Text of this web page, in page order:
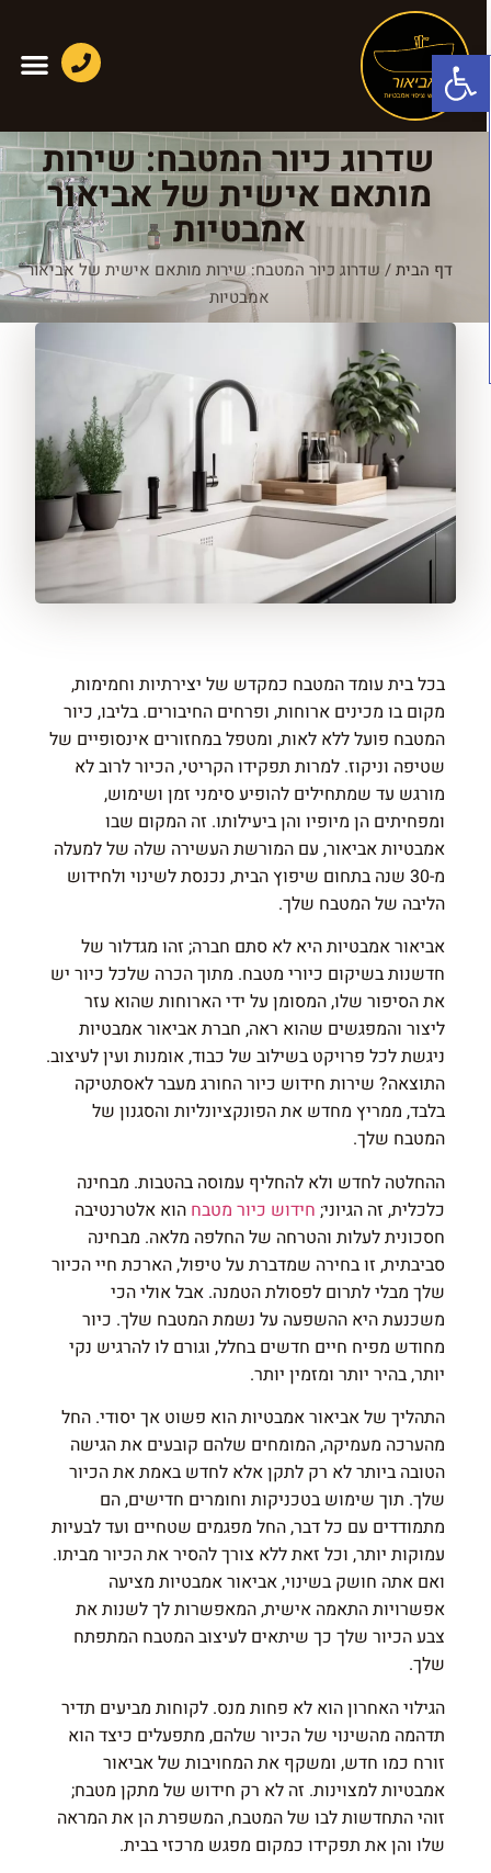
פתח סרגל נגישות
שדרוג כיור המטבח: שירות
מותאם אישית של אביאור
אמבטיות
דף הבית/ שדרוג כיור המטבח: שירות מותאם אישית של אביאור
אמבטיות
בכל בית עומד המטבח כמקדש של יצירתיות וחמימות,
מקום בו מכינים ארוחות, ופרחים החיבורים. בליבו, כיור
המטבח פועל ללא לאות, ומטפל במחזורים אינסופיים של
שטיפה וניקוז. למרות תפקידו הקריטי, הכיור לרוב לא
מורגש עד שמתחילים להופיע סימני זמן ושימוש,
ומפחיתים הן מיופיו והן ביעילותו. זה המקום שבו
אמבטיות אביאור, עם המורשת העשירה שלה של למעלה
מ-30 שנה בתחום שיפוץ הבית, נכנסת לשינוי ולחידוש
הליבה של המטבח שלך.
אביאור אמבטיות היא לא סתם חברה; זהו מגדלור של
חדשנות בשיקום כיורי מטבח. מתוך הכרה שלכל כיור יש
את הסיפור שלו, המסומן על ידי הארוחות שהוא עזר
ליצור והמפגשים שהוא ראה, חברת אביאור אמבטיות
ניגשת לכל פרויקט בשילוב של כבוד, אומנות ועין לעיצוב.
התוצאה? שירות חידוש כיור החורג מעבר לאסתטיקה
בלבד, ממריץ מחדש את הפונקציונליות והסגנון של
המטבח שלך.
ההחלטה לחדש ולא להחליף עמוסה בהטבות. מבחינה
כלכלית, זה הגיוני; חידוש כיור מטבחהוא אלטרנטיבה
חסכונית לעלות והטרחה של החלפה מלאה. מבחינה
סביבתית, זו בחירה שמדברת על טיפול, הארכת חיי הכיור
שלך מבלי לתרום לפסולת הטמנה. אבל אולי הכי
משכנעת היא ההשפעה על נשמת המטבח שלך. כיור
מחודש מפיח חיים חדשים בחלל, וגורם לו להרגיש נקי
יותר, בהיר יותר ומזמין יותר.
התהליך של אביאור אמבטיות הוא פשוט אך יסודי. החל
מהערכה מעמיקה, המומחים שלהם קובעים את הגישה
הטובה ביותר לא רק לתקן אלא לחדש באמת את הכיור
שלך. תוך שימוש בטכניקות וחומרים חדישים, הם
מתמודדים עם כל דבר, החל מפגמים שטחיים ועד לבעיות
עמוקות יותר, וכל זאת ללא צורך להסיר את הכיור מביתו.
ואם אתה חושק בשינוי, אביאור אמבטיות מציעה
אפשרויות התאמה אישית, המאפשרות לך לשנות את
צבע הכיור שלך כך שיתאים לעיצוב המטבח המתפתח
שלך.
הגילוי האחרון הוא לא פחות מנס. לקוחות מביעים תדיר
תדהמה מהשינוי של הכיור שלהם, מתפעלים כיצד הוא
זורח כמו חדש, ומשקף את המחויבות של אביאור
אמבטיות למצוינות. זה לא רק חידוש של מתקן מטבח;
זוהי התחדשות לבו של המטבח, המשפרת הן את המראה
שלו והן את תפקידו כמקום מפגש מרכזי בבית.